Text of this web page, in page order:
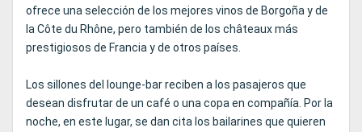
ofrece una selección de los mejores vinos de Borgoña y de
la Côte du Rhône, pero también de los châteaux más
prestigiosos de Francia y de otros países.
Los sillones del lounge-bar reciben a los pasajeros que
desean disfrutar de un café o una copa en compañía. Por la
noche, en este lugar, se dan cita los bailarines que quieren